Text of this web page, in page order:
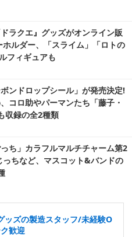
ラクエ』グッズがオンライン販
ルダー、「スライム」「ロトの
フィギュアも
ンドロップシール」が発売決定!
コロ助やパーマンたち「藤子・
収録の全2種類
ち」カラフルマルチチャーム第2
ちなど、マスコット&バンドの
ッズの製造スタッフ/未経験O
歓迎